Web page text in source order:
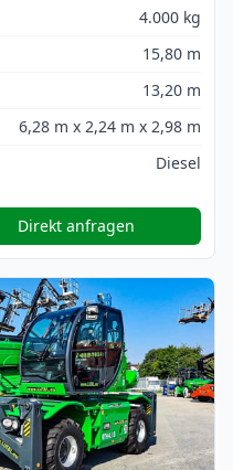
4.000 kg
15,80 m
13,20 m
6,28 m x 2,24 m x 2,98 m
Diesel
Direkt anfragen